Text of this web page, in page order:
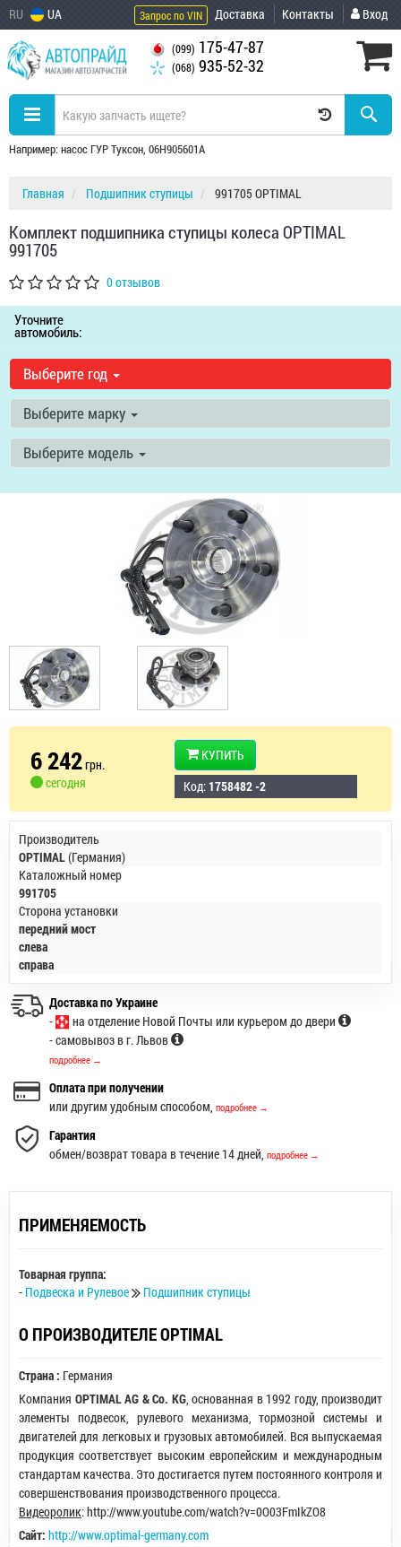
RU UA Запрос по VIN Доставка Контакты Вход
(099) 175-47-87
(068) 935-52-32
Например: насос ГУР Туксон, 06H905601A
Главная Подшипник ступицы 991705 OPTIMAL
Комплект подшипника ступицы колеса OPTIMAL
991705
0 отзывов
Уточните
автомобиль:
Выберите год
Выберите марку
Выберите модель
6 242грн.
сегодня
КУПИТЬ
Код: 1758482 -2
Производитель
OPTIMAL(Германия)
Каталожный номер
991705
Сторона установки
передний мост
слева
справа
Доставка по Украине
-
на отделение Новой Почты или курьером до двери
- самовывоз в г. Львов
подробнее →
Оплата при получении
или другим удобным способом, подробнее →
Гарантия
обмен/возврат товара в течение 14 дней, подробнее →
ПРИМЕНЯЕМОСТЬ
Товарная группа:
- Подвеска и Рулевое Подшипник ступицы
О ПРОИЗВОДИТЕЛЕ OPTIMAL
Страна : Германия
Компания OPTIMAL AG & Co. KG, основанная в 1992 году, производит
элементы подвесок, рулевого механизма, тормозной системы и
двигателей для легковых и грузовых автомобилей. Вся выпускаемая
продукция соответствует высоким европейским и международным
стандартам качества. Это достигается путем постоянного контроля и
совершенствования производственного процесса.
Видеоролик: http://www.youtube.com/watch?v=0O03FmIkZO8
Сайт: http://www.optimal-germany.com